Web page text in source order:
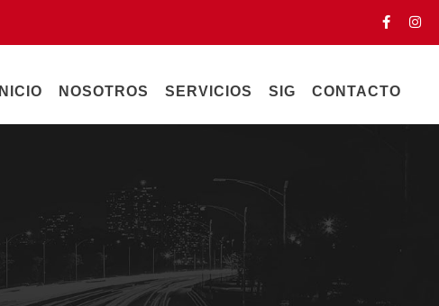
INICIO NOSOTROS SERVICIOS SIG CONTACTO